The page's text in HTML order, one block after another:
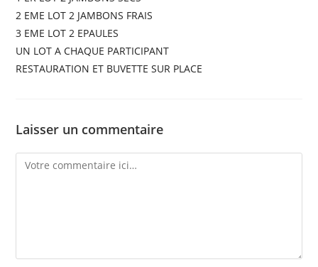
2 EME LOT 2 JAMBONS FRAIS
3 EME LOT 2 EPAULES
UN LOT A CHAQUE PARTICIPANT
RESTAURATION ET BUVETTE SUR PLACE
Laisser un commentaire